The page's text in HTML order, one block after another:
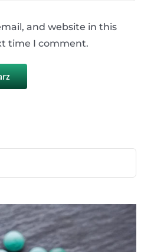
and website in this
time I comment.